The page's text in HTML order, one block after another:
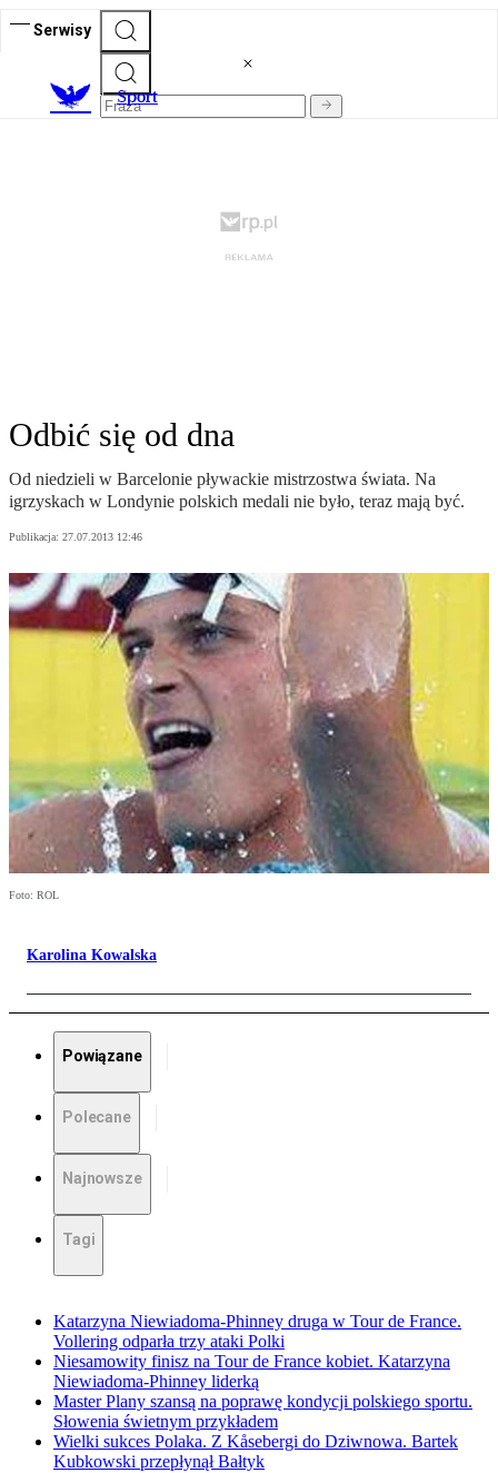
Serwisy
Sport
Odbić się od dna
Od niedzieli w Barcelonie pływackie mistrzostwa świata. Na
igrzyskach w Londynie polskich medali nie było, teraz mają być.
Publikacja: 27.07.2013 12:46
Foto: ROL
Karolina Kowalska
Powiązane
Polecane
Najnowsze
Tagi
Katarzyna Niewiadoma-Phinney druga w Tour de France.
Vollering odparła trzy ataki Polki
Niesamowity finisz na Tour de France kobiet. Katarzyna
Niewiadoma-Phinney liderką
Master Plany szansą na poprawę kondycji polskiego sportu.
Słowenia świetnym przykładem
Wielki sukces Polaka. Z Kåsebergi do Dziwnowa. Bartek
Kubkowski przepłynął Bałtyk